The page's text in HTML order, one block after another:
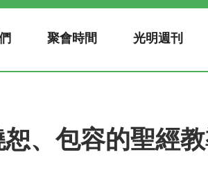
聚會時間 光明週刊
、包容的聖經